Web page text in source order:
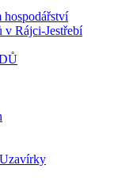
hospodářství
v Rájci-Jestřebí